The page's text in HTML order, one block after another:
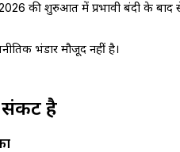
की शुरुआत में प्रभावी बंदी के
भंडार मौजूद नहीं है।
संकट है